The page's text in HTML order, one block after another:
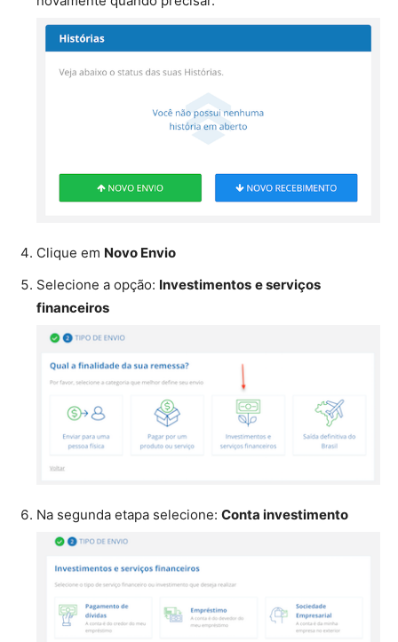
Clique em Novo Envio
Selecione a opção: Investimentos e serviços
financeiros
Na segunda etapa selecione: Conta investimento